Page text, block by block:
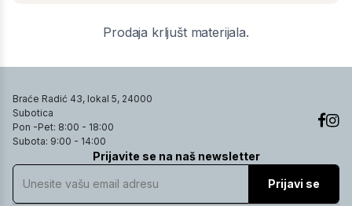
Prodaja krljušt materijala.
Braće Radić 43, lokal 5, 24000
Subotica
Pon -Pet: 8:00 - 18:00
Subota: 9:00 - 14:00
Prijavite se na naš newsletter
Prijavi se